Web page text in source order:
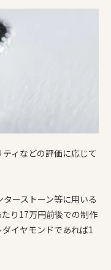
ィなどの評価に応じて
ーストーン等に用いる
り17万円前後での制作
イヤモンドであれば1